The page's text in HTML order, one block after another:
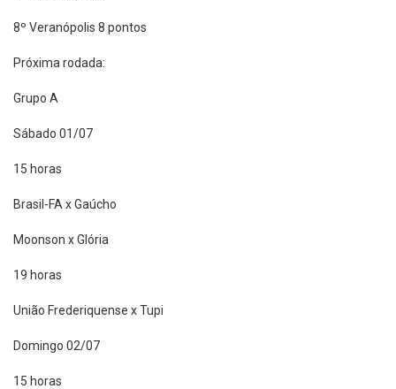
8º Veranópolis 8 pontos
Próxima rodada:
Grupo A
Sábado 01/07
15 horas
Brasil-FA x Gaúcho
Moonson x Glória
19 horas
União Frederiquense x Tupi
Domingo 02/07
15 horas